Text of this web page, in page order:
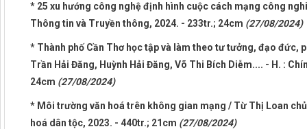
* 25 xu hướng công nghệ định hình cuộc cách mạng công
Thông tin và Truyền thông, 2024. - 233tr.; 24cm (27/08/2024)
* Thành phố Cần Thơ học tập và làm theo tư tưởng, đạo đức,
Trần Hải Đăng, Huỳnh Hải Đăng, Võ Thi Bích Diễm.... - H. :
24cm (27/08/2024)
* Môi trường văn hoá trên không gian mạng / Từ Thị Loan
hoá dân tộc, 2023. - 440tr.; 21cm (27/08/2024)